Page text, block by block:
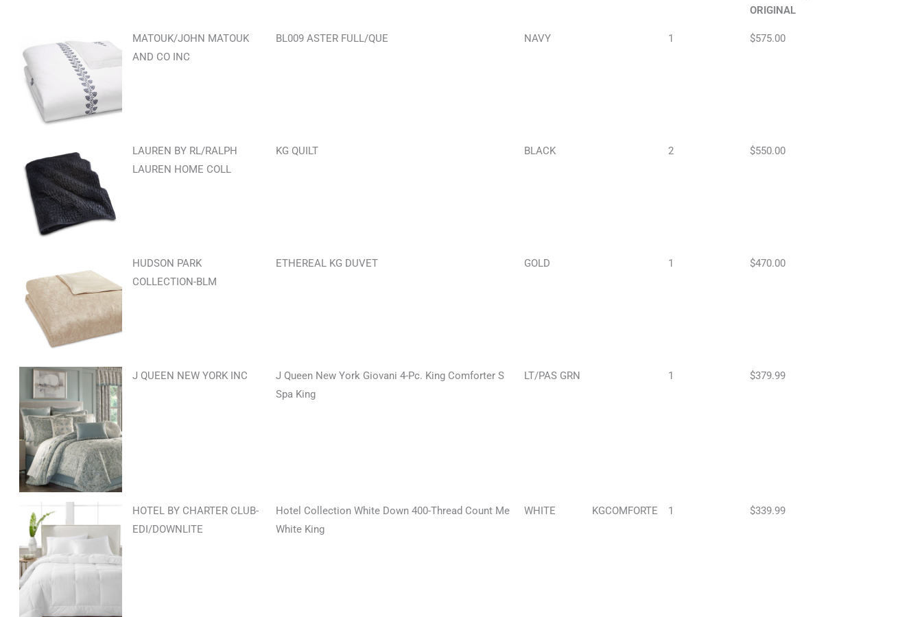
ORIGINAL
MATOUK/JOHN MATOUK
AND CO INC
BL009 ASTER FULL/QUE NAVY 1 $575.00
LAUREN BY RL/RALPH
LAUREN HOME COLL
KG QUILT BLACK 2 $550.00
HUDSON PARK
COLLECTION-BLM
ETHEREAL KG DUVET GOLD 1 $470.00
J QUEEN NEW YORK INC
J Queen New York Giovani 4-Pc. King Comforter S
Spa King
LT/PAS GRN 1 $379.99
HOTEL BY CHARTER CLUB-
EDI/DOWNLITE
Hotel Collection White Down 400-Thread Count Me
White King
WHITE KGCOMFORTE 1 $339.99